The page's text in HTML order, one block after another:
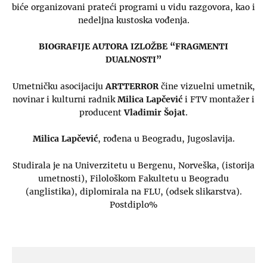
biće organizovani prateći programi u vidu razgovora, kao i
nedeljna kustoska vođenja.
BIOGRAFIJE AUTORA IZLOŽBE “FRAGMENTI
DUALNOSTI”
Umetničku asocijacijuARTTERRORčine vizuelni umetnik,
novinar i kulturni radnikMilica Lapčević i FTV montažer i
producentVladimir Šojat.
Milica Lapčević, rođena u Beogradu, Jugoslavija.
Studirala je na Univerzitetu u Bergenu, Norveška, (istorija
umetnosti), Filološkom Fakultetu u Beogradu
(anglistika), diplomirala na FLU, (odsek slikarstva).
Postdiplo%